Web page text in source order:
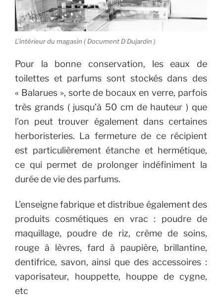
L’intérieur du magasin ( Document D Dujardin )
Pour la bonne conservation, les eaux de
toilettes et parfums sont stockés dans des
« Balarues », sorte de bocaux en verre, parfois
très grands ( jusqu’à 50 cm de hauteur ) que
l’on peut trouver également dans certaines
herboristeries. La fermeture de ce récipient
est particulièrement étanche et hermétique,
ce qui permet de prolonger indéfiniment la
durée de vie des parfums.
L’enseigne fabrique et distribue également des
produits cosmétiques en vrac : poudre de
maquillage, poudre de riz, crème de soins,
rouge à lèvres, fard à paupière, brillantine,
dentifrice, savon, ainsi que des accessoires :
vaporisateur, houppette, houppe de cygne,
etc